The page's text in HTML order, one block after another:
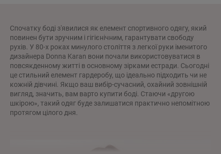
Спочатку боді з'явилися як елемент спортивного одягу, який
повинен бути зручним і гігієнічним, гарантувати свободу
рухів. У 80-х роках минулого століття з легкої руки іменитого
дизайнера Donna Karan вони почали використовуватися в
повсякденному житті в основному зірками естради. Сьогодні
це стильний елемент гардеробу, що ідеально підходить чи не
кожній дівчині. Якщо ваш вибір-сучасний, охайний зовнішній
вигляд, значить, вам варто купити боді. Стаючи «другою
шкірою», такий одяг буде залишатися практично непомітною
протягом цілого дня.